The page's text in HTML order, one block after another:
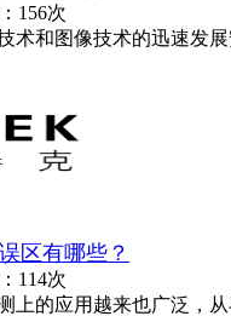
156次
术和图像技术的迅速发
区有哪些？
114次
上的应用越来也广泛，